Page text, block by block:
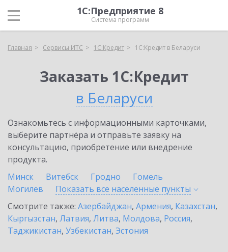
1С:Предприятие 8
Система программ
Главная Сервисы ИТС 1С:Кредит 1С:Кредит в Беларуси
Заказать 1С:Кредит
в Беларуси
Ознакомьтесь с информационными карточками,
выберите партнёра и отправьте заявку на
консультацию, приобретение или внедрение
продукта.
Минск
Витебск Гродно
Гомель
Могилев
Показать все населенные пункты
Смотрите также: Азербайджан, Армения, Казахстан,
Кыргызстан, Латвия, Литва, Молдова, Россия,
Таджикистан, Узбекистан, Эстония